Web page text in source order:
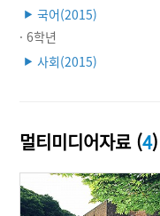
▶ 국어(2015)
· 6학년
▶ 사회(2015)
멀티미디어자료 (4)